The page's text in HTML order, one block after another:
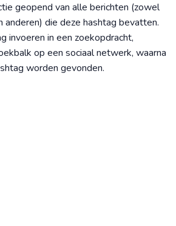
geopend van alle berichten (zowel
anderen) die deze hashtag bevatten.
invoeren in een zoekopdracht,
op een sociaal netwerk, waarna
worden gevonden.